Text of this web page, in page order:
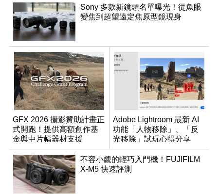
Sony 多款新鏡頭名單曝光！從魚眼
變焦到超望遠定焦原型鏡現身
GFX 2026 攝影贊助計畫正
式開跑！提供高額創作基
金與中片幅器材支援
Adobe Lightroom 最新 AI
功能「人物移除」、「反
光移除」試玩心得分享
不容小覷的輕巧入門機！FUJIFILM
X-M5 快速評測